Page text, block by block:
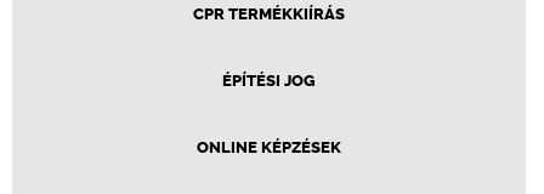
CPR TERMÉKKIÍRÁS
ÉPÍTÉSI JOG
ONLINE KÉPZÉSEK